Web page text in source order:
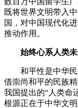
既将世界文明带入
国，对中国现代化
推动作用。
始终心系人类
和平性是中华民
借崇尚和平的民族
我国提出的“人类命
根源正在于中华文